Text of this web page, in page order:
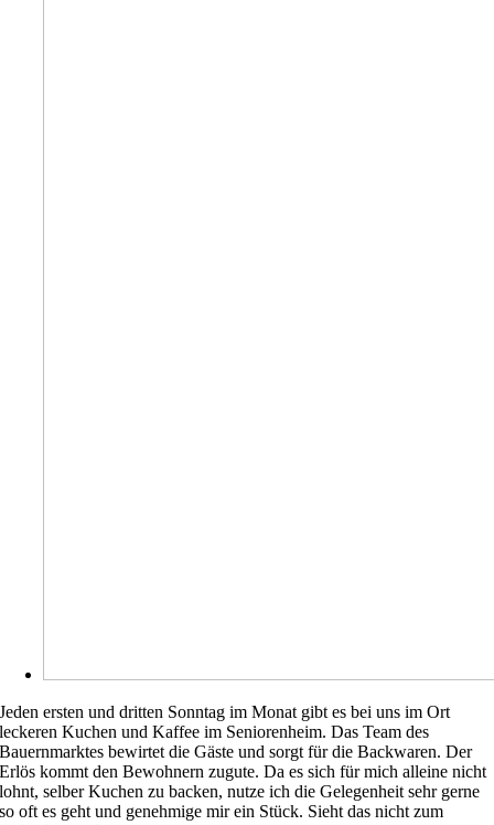
Jeden ersten und dritten Sonntag im Monat gibt es bei uns im Ort
leckeren Kuchen und Kaffee im Seniorenheim. Das Team des
Bauernmarktes bewirtet die Gäste und sorgt für die Backwaren. Der
Erlös kommt den Bewohnern zugute. Da es sich für mich alleine nicht
lohnt, selber Kuchen zu backen, nutze ich die Gelegenheit sehr gerne
so oft es geht und genehmige mir ein Stück. Sieht das nicht zum